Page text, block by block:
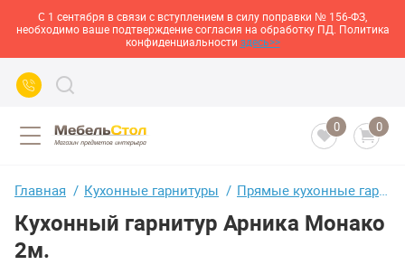
С 1 сентября в связи с вступлением в силу поправки № 156-ФЗ,
необходимо ваше подтверждение согласия на обработку ПД. Политика
конфиденциальности здесь>>
0 0
Главная Кухонные гарнитуры Прямые кухонные гарнитуры
Кухонный гарнитур Арника Монако
2м.